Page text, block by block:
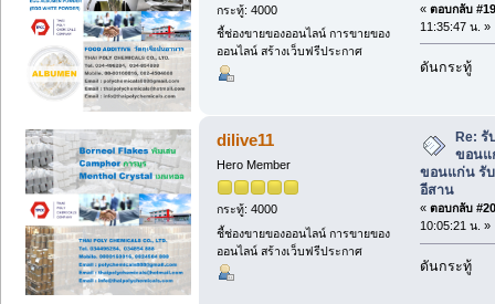
กระทู้: 4000
ชี้ช่องขายของออนไลน์ การขายของ
ออนไลน์ สร้างเว็บฟรีประกาศ
« ตอบกลับ
11:35:47 น. »
ดันกระทู้
dilive11
Hero Member
กระทู้: 4000
ชี้ช่องขายของออนไลน์ การขายของ
ออนไลน์ สร้างเว็บฟรีประกาศ
Re: รั
ขอนแ
ขอนแก่น รั
อีสาน
« ตอบกลับ
10:05:21 น. »
ดันกระทู้